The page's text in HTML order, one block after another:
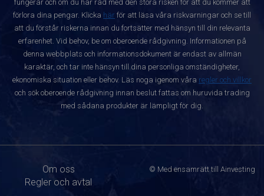
fungerar och om du har råd med den stora risken för att du kommer att
förlora dina pengar. Klicka här för att läsa våra riskvarningar och se till
att du förstår riskerna innan du fortsätter med hänsyn till din relevanta
erfarenhet. Vid behov, be om oberoende rådgivning. Informationen på
denna webbplats och informationsdokument är endast av allmän
karaktär, och tar inte hänsyn till dina personliga omständigheter,
ekonomiska situation eller behov. Läs noga igenom våra regler och villkor
och sök oberoende rådgivning innan beslut fattas om huruvida trading
med sådana produkter är lämpligt för dig.
Om oss
Regler och avtal
© Med ensamrätt till Ainvesting